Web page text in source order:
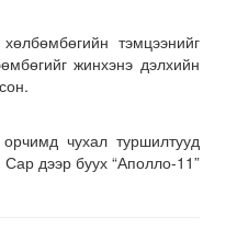
тэмцээнийг
жинхэнэ дэлхийн
чухал туршилтууд
дээр буух “Аполло-11”